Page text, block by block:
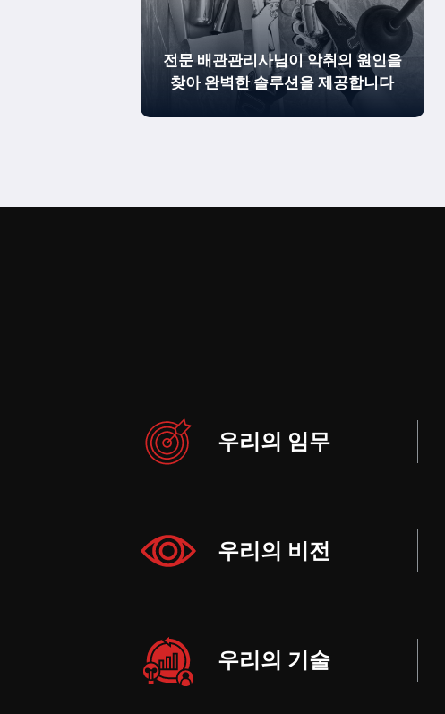
전문 배관관리사님이 악취의 원인을
찾아 완벽한 솔루션을 제공합니다
우리의 임무
우리의 비전
우리의 기술